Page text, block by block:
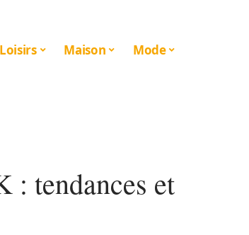
Loisirs Maison Mode
: tendances et